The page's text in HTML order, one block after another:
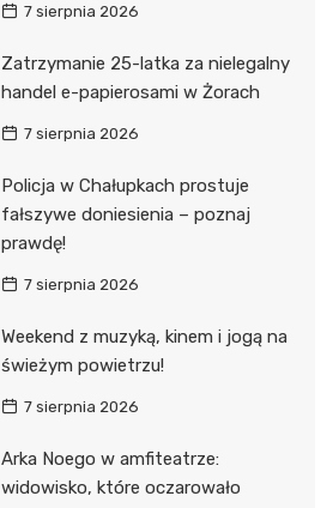
7 sierpnia 2026
Zatrzymanie 25-latka za nielegalny
handel e-papierosami w Żorach
7 sierpnia 2026
Policja w Chałupkach prostuje
fałszywe doniesienia – poznaj
prawdę!
7 sierpnia 2026
Weekend z muzyką, kinem i jogą na
świeżym powietrzu!
7 sierpnia 2026
Arka Noego w amfiteatrze:
widowisko, które oczarowało